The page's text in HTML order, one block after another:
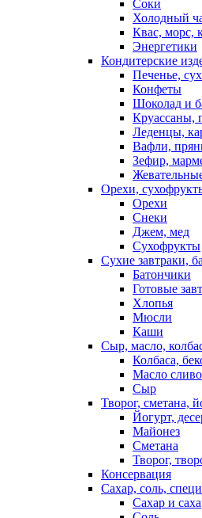
Соки
Холодный
Квас, морс,
Энергетики
Кондитерские
Печенье,
Конфеты
Шоколад и
Круассаны,
Леденцы,
Вафли,
Зефир,
Орехи,
Орехи
Снеки
Джем, мед
Сухофрукты
Сухие завтраки,
Батончики
Готовые
Хлопья
Мюсли
Каши
Сыр, масло,
Колбаса,
Масло
Сыр
Творог, сметана,
Йогурт,
Майонез
Сметана
Творог,
Консервация
Сахар, соль,
Сахар и